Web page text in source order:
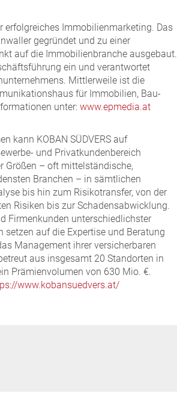
erfolgreiches Immobilienmarketing. Das
gegründet und zu einer
auf die Immobilienbranche ausgebaut.
ein und verantwortet
Mittlerweile ist die
für Immobilien, Bau-
unter: www.epmedia.at
kann KOBAN SÜDVERS auf
und Privatkundenbereich
Größen – oft mittelständische,
Branchen – in sämtlichen
bis hin zum Risikotransfer, von der
Risiken bis zur Schadensabwicklung.
Firmenkunden unterschiedlichster
auf die Expertise und Beratung
Management ihrer versicherbaren
aus insgesamt 20 Standorten in
Prämienvolumen von 630 Mio. €.
www.kobansuedvers.at/